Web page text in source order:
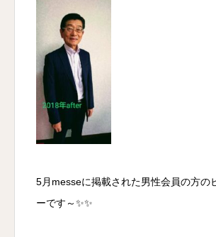
5月messeに掲載された男性会員の方の
ーです～✨✨